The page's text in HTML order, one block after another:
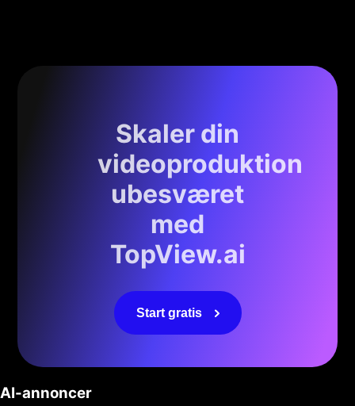
Skaler din
videoproduktion
ubesværet
med
TopView.ai
Start gratis
AI-annoncer